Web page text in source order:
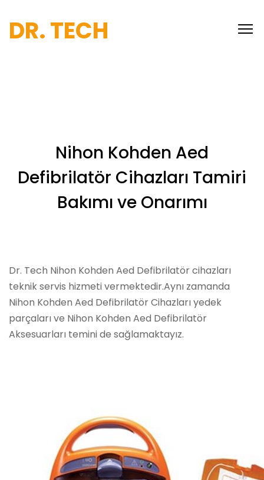
DR. TECH
Nihon Kohden Aed
Defibrilatör Cihazları Tamiri
Bakımı ve Onarımı
Dr. Tech Nihon Kohden Aed Defibrilatör cihazları
teknik servis hizmeti vermektedir.Aynı zamanda
Nihon Kohden Aed Defibrilatör Cihazları yedek
parçaları ve Nihon Kohden Aed Defibrilatör
Aksesuarları temini de sağlamaktayız.